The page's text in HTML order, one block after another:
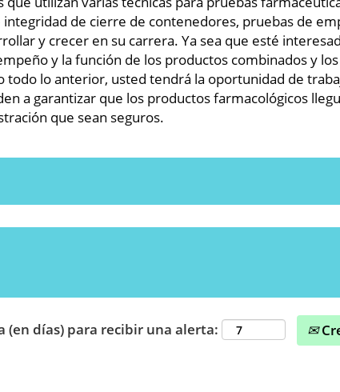
de cierre de contenedores, pruebas de
y crecer en su carrera. Ya sea que esté
y la función de los productos combinados y
todo lo anterior, usted tendrá la oportunidad de
a garantizar que los productos farmacológicos
que sean seguros.
(en días) para recibir una alerta: